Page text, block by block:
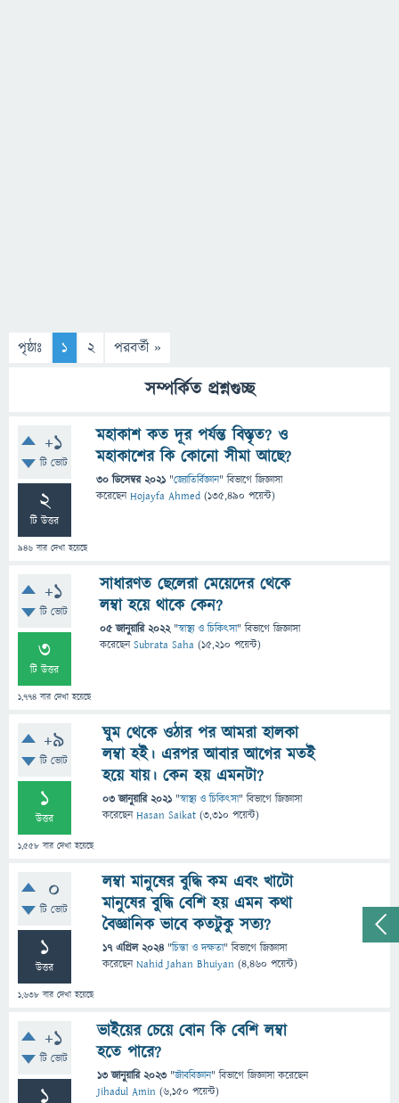
পৃষ্ঠাঃ 1 2 পরবর্তী »
সম্পর্কিত প্রশ্নগুচ্ছ
+1
টি ভোট
2
টি উত্তর
946 বার দেখা হয়েছে
মহাকাশ কত দূর পর্যন্ত বিস্তৃত? ও
মহাকাশের কি কোনো সীমা আছে?
30 ডিসেম্বর 2021 "জ্যোতির্বিজ্ঞান" বিভাগে জিজ্ঞাসা
করেছেনHojayfa Ahmed (135,490 পয়েন্ট)
+1
টি ভোট
3
টি উত্তর
1,774 বার দেখা হয়েছে
সাধারণত ছেলেরা মেয়েদের থেকে
লম্বা হয়ে থাকে কেন?
05 জানুয়ারি 2022 "স্বাস্থ্য ও চিকিৎসা" বিভাগে জিজ্ঞাসা
করেছেনSubrata Saha (15,210 পয়েন্ট)
+9
টি ভোট
1
উত্তর
1,558 বার দেখা হয়েছে
ঘুম থেকে ওঠার পর আমরা হালকা
লম্বা হই। এরপর আবার আগের মতই
হয়ে যায়। কেন হয় এমনটা?
03 জানুয়ারি 2021 "স্বাস্থ্য ও চিকিৎসা" বিভাগে জিজ্ঞাসা
করেছেনHasan Saikat (3,310 পয়েন্ট)
0
টি ভোট
1
উত্তর
1,638 বার দেখা হয়েছে
লম্বা মানুষের বুদ্ধি কম এবং খাটো
মানুষের বুদ্ধি বেশি হয় এমন কথা
বৈজ্ঞানিক ভাবে কতটুকু সত্য?
17 এপ্রিল 2024 "চিন্তা ও দক্ষতা" বিভাগে জিজ্ঞাসা
করেছেনNahid Jahan Bhuiyan (4,460 পয়েন্ট)
+1
টি ভোট
1
ভাইয়ের চেয়ে বোন কি বেশি লম্বা
হতে পারে?
13 জানুয়ারি 2023 "জীববিজ্ঞান" বিভাগে জিজ্ঞাসাকরেছেন
Jihadul Amin (6,150 পয়েন্ট)